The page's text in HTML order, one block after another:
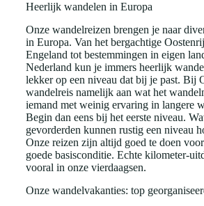
Heerlijk wandelen in Europa
Onze wandelreizen brengen je naar
in Europa. Van het bergachtige
Engeland tot bestemmingen in eigen
Nederland kun je immers heerlijk
lekker op een niveau dat bij je past. Bij
wandelreis namelijk aan wat het
iemand met weinig ervaring in langere
Begin dan eens bij het eerste niveau.
gevorderden kunnen rustig een niveau
Onze reizen zijn altijd goed te doen
goede basisconditie. Echte kilometer-
vooral in onze vierdaagsen.
Onze wandelvakanties: top